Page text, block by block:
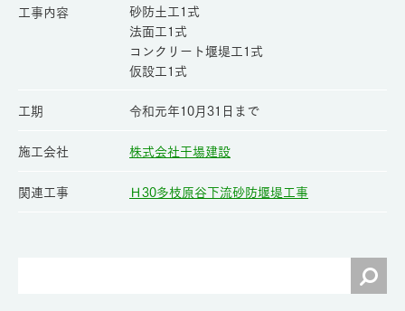
工事内容
砂防土工1式
法面工1式
コンクリート堰堤工1式
仮設工1式
工期
令和元年10月31日まで
施工会社 株式会社干場建設
関連工事 Ｈ30多枝原谷下流砂防堰堤工事